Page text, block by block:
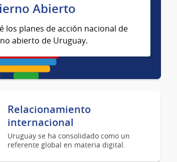
Abierto
los planes de acción nacional de
abierto de Uruguay.
Relacionamiento
internacional
Uruguay se ha consolidado como un
referente global en materia digital.